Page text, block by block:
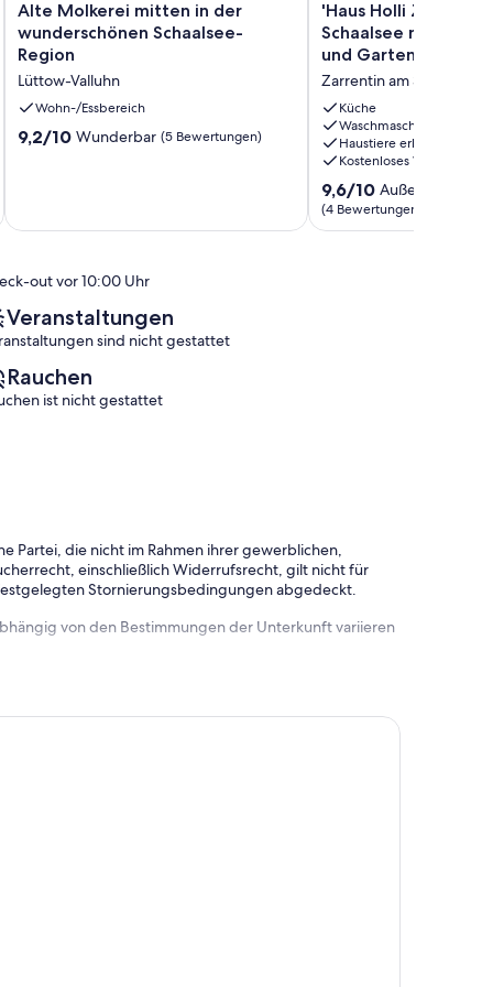
Alte
Molkerei
mitten
der
wunderschönen
Schaalsee-
Region
Alte Molkerei mitten in der
wunderschönen Schaalsee-
Region
Lüttow-Valluhn
Wohn-/Essbereich
9.2
Bewertungen)
9,2/10 Wunderbar (5 Bewertungen)
'Haus
Holli
Zarrentin'
Schaalsee
mit
privater
Terrasse
und
Garten
Zarrentin
am
'Haus Holli
Schaalsee mit
und Garten
Zarrentin am Schaalsee
Küche
Waschmaschine
Haustiere erlaubt
Kostenloses WLAN
9.6
von
10,
9,6/10
(4 Bewertungen)
out vor 10:00 Uhr
Veranstaltungen
sind nicht gestattet
Rauchen
ist nicht gestattet
Partei, die nicht im Rahmen ihrer gewerblichen,
einschließlich Widerrufsrecht, gilt nicht für
Stornierungsbedingungen abgedeckt.
von den Bestimmungen der Unterkunft variieren